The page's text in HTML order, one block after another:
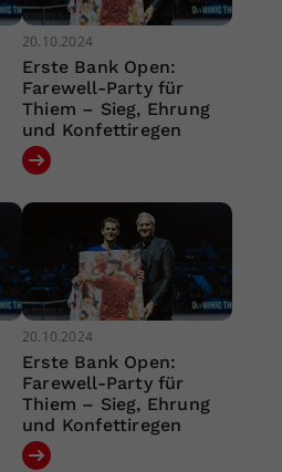
20.10.2024
Erste Bank Open:
Farewell-Party für
Thiem – Sieg, Ehrung
und Konfettiregen
20.10.2024
Erste Bank Open:
Farewell-Party für
Thiem – Sieg, Ehrung
und Konfettiregen